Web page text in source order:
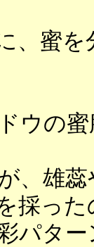
、蜜
ウの
、雄
採っ
パタ